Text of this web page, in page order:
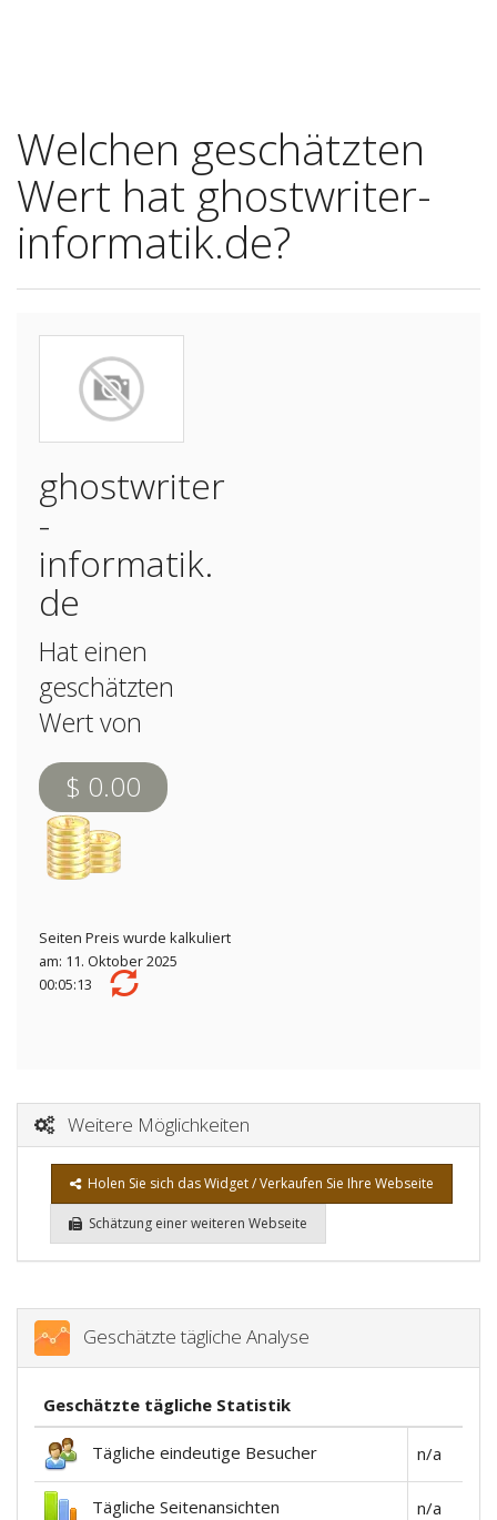
Welchen geschätzten
Wert hat ghostwriter-
informatik.de?
ghostwriter
-
informatik.
de
Hat einen
geschätzten
Wert von
$ 0.00
Seiten Preis wurde kalkuliert
am: 11. Oktober 2025
00:05:13
Weitere Möglichkeiten
Holen Sie sich das Widget / Verkaufen Sie Ihre Webseite
Schätzung einer weiteren Webseite
Geschätzte tägliche Analyse
Geschätzte tägliche Statistik
Tägliche eindeutige Besucher n/a
Tägliche Seitenansichten n/a